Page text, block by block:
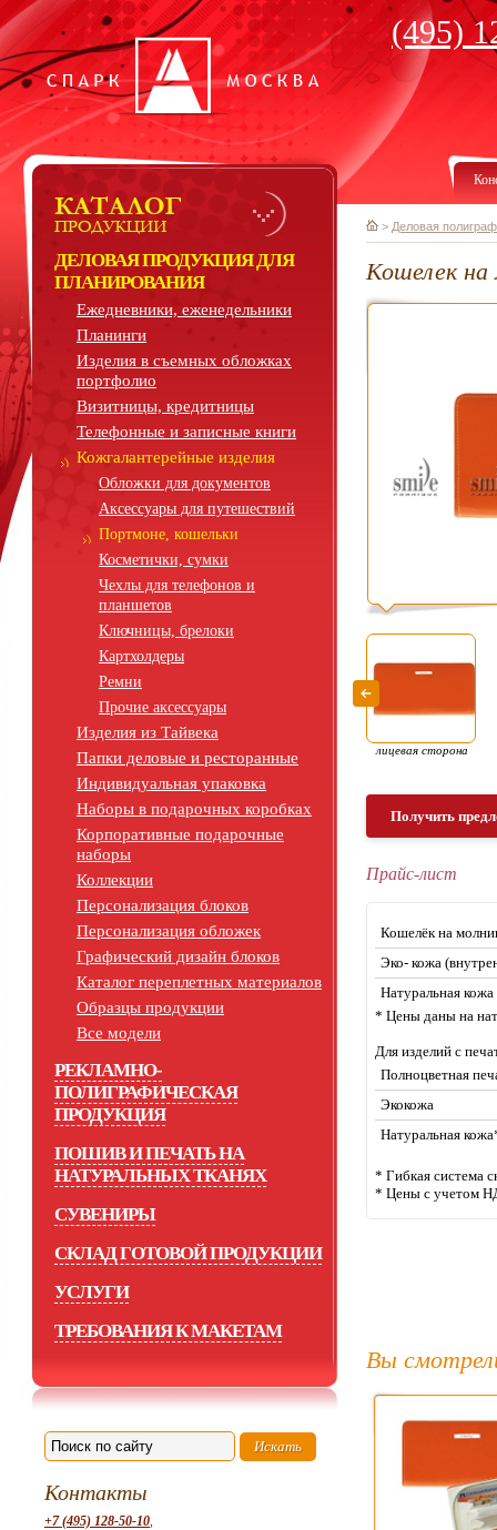
(495)
ДЕЛОВАЯ ПРОДУКЦИЯ ДЛЯ
ПЛАНИРОВАНИЯ
Ежедневники, еженедельники
Планинги
Изделия в съемных обложках
портфолио
Визитницы, кредитницы
Телефонные и записные книги
Кожгалантерейные изделия
Обложки для документов
Аксессуары для путешествий
Портмоне, кошельки
Косметички, сумки
Чехлы для телефонов и
планшетов
Ключницы, брелоки
Картхолдеры
Ремни
Прочие аксессуары
Изделия из Тайвека
Папки деловые и ресторанные
Индивидуальная упаковка
Наборы в подарочных коробках
Корпоративные подарочные
наборы
Коллекции
Персонализация блоков
Персонализация обложек
Графический дизайн блоков
Каталог переплетных материалов
Образцы продукции
Все модели
РЕКЛАМНО-
ПОЛИГРАФИЧЕСКАЯ
ПРОДУКЦИЯ
ПОШИВ И ПЕЧАТЬ НА
НАТУРАЛЬНЫХ ТКАНЯХ
СУВЕНИРЫ
СКЛАД ГОТОВОЙ ПРОДУКЦИИ
УСЛУГИ
ТРЕБОВАНИЯ К МАКЕТАМ
Контакты
+7 (495) 128-50-10,
> Деловая
Кошелек на
лицевая сторона
Получить
Прайс-лист
Кошелёк на
Эко- кожа
Натуральная
* Цены даны на
Для изделий с
Полноцветная
Экокожа
Натуральная
* Гибкая система
* Цены с учетом
Вы